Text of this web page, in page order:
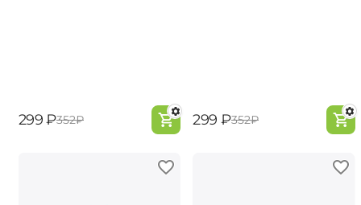
‍299‍ ₽‍352‍₽ ‍299‍ ₽‍352‍₽